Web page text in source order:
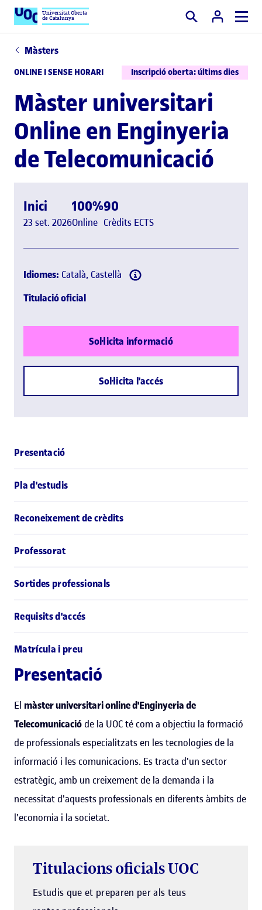
Universitat Oberta
de Catalunya Cercar
Màsters
ONLINE I SENSE HORARI Inscripció oberta: últims dies
Màster universitari
Online en Enginyeria
de Telecomunicació
Inici
23 set. 2026
100%
Online
90
Crèdits ECTS
Idiomes: Català, Castellà
Titulació oficial
Sol·licita informació
Sol·licita l'accés
Presentació
Pla d'estudis
Reconeixement de crèdits
Professorat
Sortides professionals
Requisits d'accés
Matrícula i preu
Presentació
El màster universitari online d'Enginyeria de
Telecomunicació de la UOC té com a objectiu la formació
de professionals especialitzats en les tecnologies de la
informació i les comunicacions. Es tracta d'un sector
estratègic, amb un creixement de la demanda i la
necessitat d'aquests professionals en diferents àmbits de
l'economia i la societat.
Titulacions oficials UOC
Estudis que et preparen per als teus